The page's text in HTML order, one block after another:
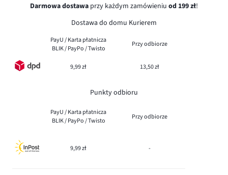
Darmowa dostawa przy każdym zamówieniu od 199 zł!
Dostawa do domu Kurierem
PayU / Karta płatnicza
BLIK / PayPo / Twisto
Przy odbiorze
9,99 zł 13,50 zł
Punkty odbioru
PayU / Karta płatnicza
BLIK / PayPo / Twisto
Przy odbiorze
9,99 zł -